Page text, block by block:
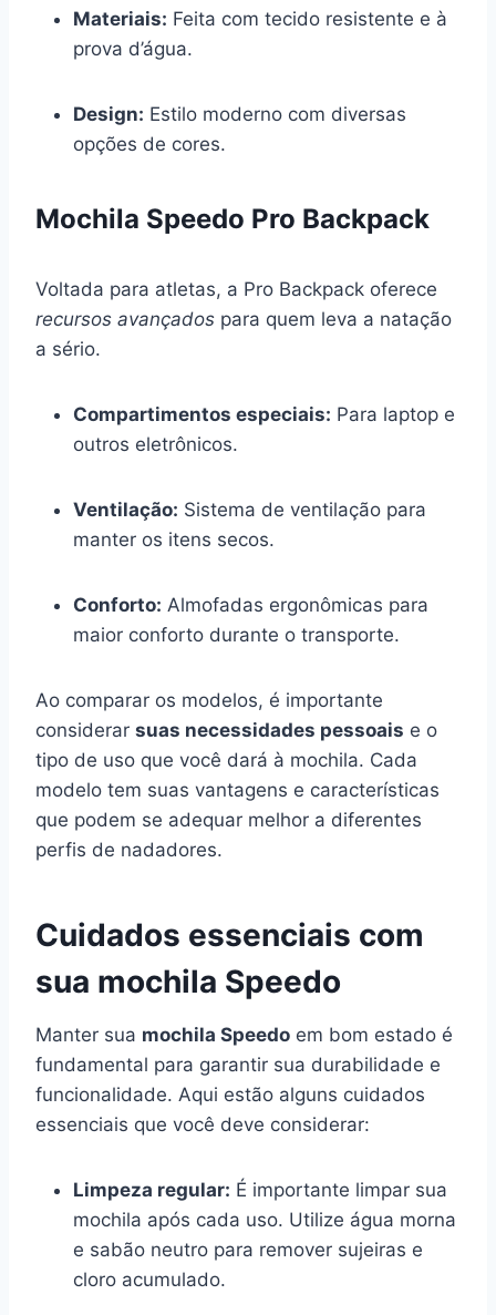
Materiais: Feita com tecido resistente e à
prova d’água.
Design: Estilo moderno com diversas
opções de cores.
Mochila Speedo Pro Backpack
Voltada para atletas, a Pro Backpack oferece
recursos avançados para quem leva a natação
a sério.
Compartimentos especiais: Para laptop e
outros eletrônicos.
Ventilação: Sistema de ventilação para
manter os itens secos.
Conforto: Almofadas ergonômicas para
maior conforto durante o transporte.
Ao comparar os modelos, é importante
considerar suas necessidades pessoais e o
tipo de uso que você dará à mochila. Cada
modelo tem suas vantagens e características
que podem se adequar melhor a diferentes
perfis de nadadores.
Cuidados essenciais com
sua mochila Speedo
Manter sua mochila Speedo em bom estado é
fundamental para garantir sua durabilidade e
funcionalidade. Aqui estão alguns cuidados
essenciais que você deve considerar:
Limpeza regular: É importante limpar sua
mochila após cada uso. Utilize água morna
e sabão neutro para remover sujeiras e
cloro acumulado.